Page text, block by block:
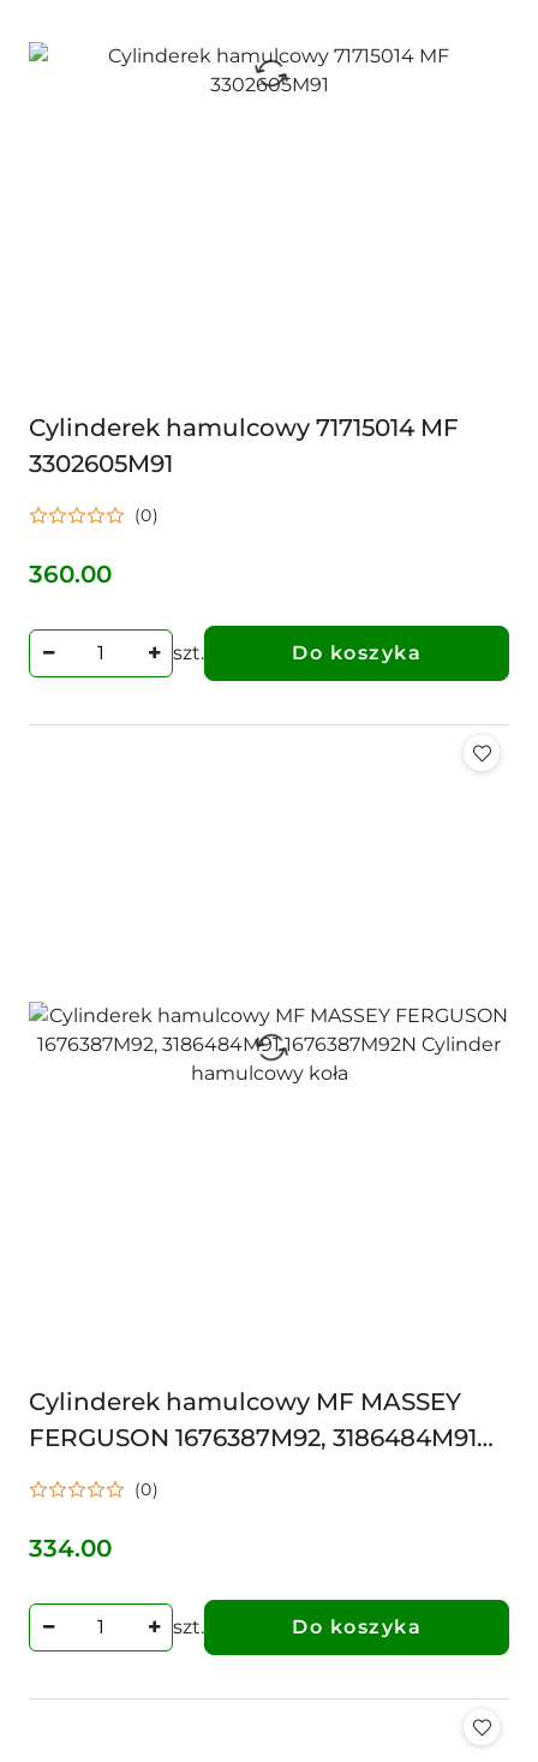
Cylinderek hamulcowy 71715014 MF
3302605M91
(0)
Cena:
360.00
szt. Do koszyka
Cylinderek hamulcowy MF MASSEY
FERGUSON 1676387M92, 3186484M91
1676387M92N Cylinder hamulcowy koła
(0)
Cena:
334.00
szt. Do koszyka